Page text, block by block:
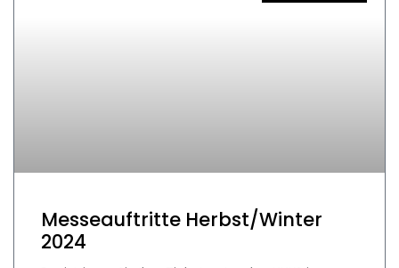
Messeauftritte Herbst/Winter
2024